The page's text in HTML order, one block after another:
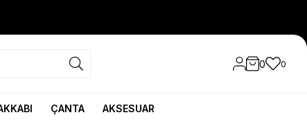
0 0
ÇANTA AKSESUAR